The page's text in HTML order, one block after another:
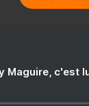
Maguire, c'est